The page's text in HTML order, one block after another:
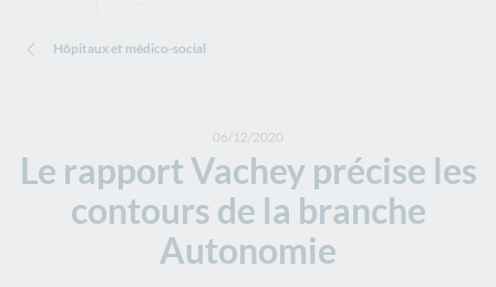
Hôpitaux et médico-social
Le rapport Vachey précise les
contours de la branche
Autonomie
06/12/2020